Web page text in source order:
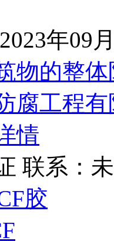
2023年09
物的整
腐工程
情
联系：